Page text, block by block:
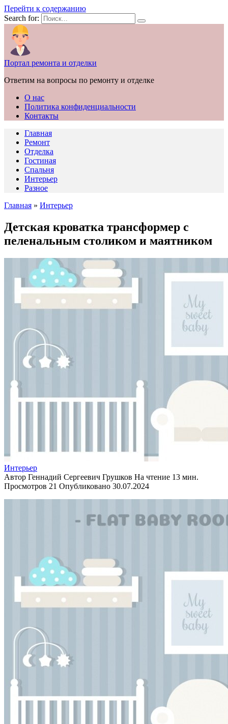
Перейти к содержанию
Search for:
Портал ремонта и отделки
Ответим на вопросы по ремонту и отделке
О нас
Политика конфиденциальности
Контакты
Главная
Ремонт
Отделка
Гостиная
Спальня
Интерьер
Разное
Главная » Интерьер
Детская кроватка трансформер с
пеленальным столиком и маятником
Интерьер
Автор Геннадий Сергеевич Грушков На чтение 13 мин.
Просмотров 21 Опубликовано 30.07.2024